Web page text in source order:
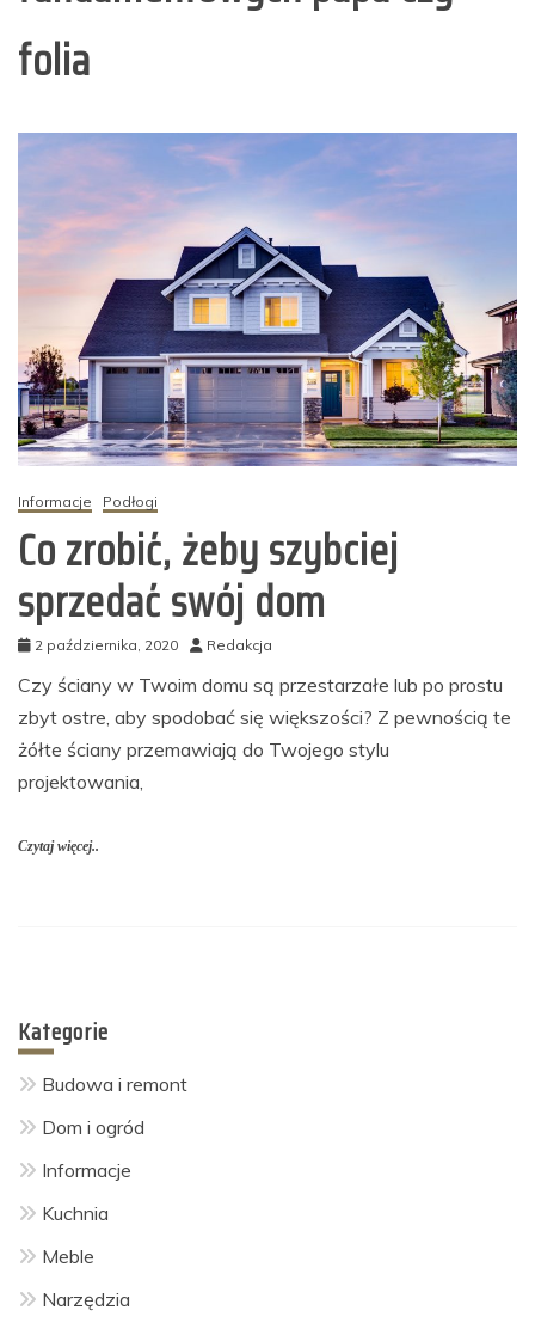
folia
Informacje Podłogi
Co zrobić, żeby szybciej
sprzedać swój dom
2 października, 2020 Redakcja
Czy ściany w Twoim domu są przestarzałe lub po prostu
zbyt ostre, aby spodobać się większości? Z pewnością te
żółte ściany przemawiają do Twojego stylu
projektowania,
Czytaj więcej..
Kategorie
Budowa i remont
Dom i ogród
Informacje
Kuchnia
Meble
Narzędzia